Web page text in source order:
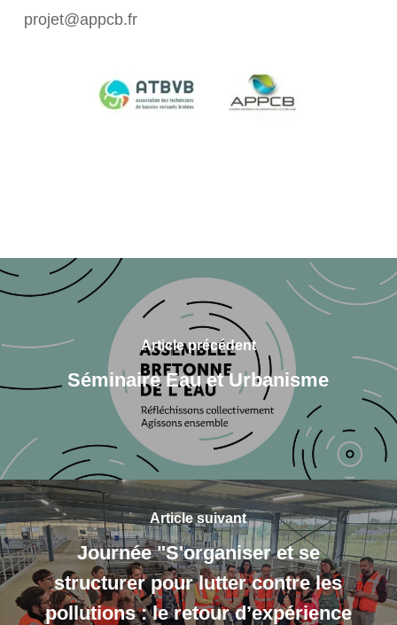
projet@appcb.fr
Article précédent
Séminaire Eau et Urbanisme
Article suivant
Journée "S'organiser et se
structurer pour lutter contre les
pollutions : le retour d’expérience